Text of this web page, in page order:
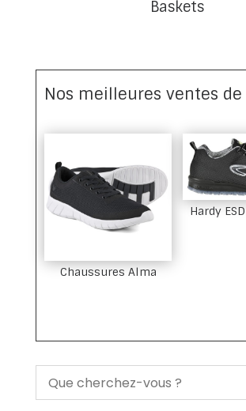
Baskets
Nos meilleures ventes de
Chaussures Alma
Hardy